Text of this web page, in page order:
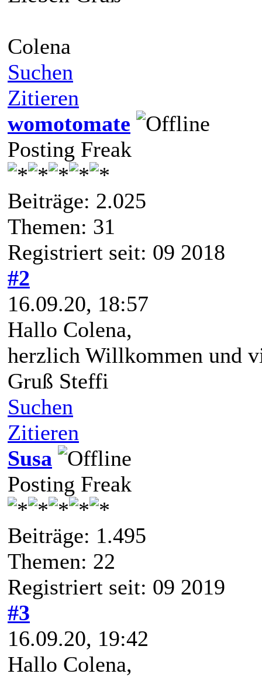
Colena
Suchen
Zitieren
womotomate
Posting Freak
Beiträge: 2.025
Themen: 31
Registriert seit: 09 2018
#2
16.09.20, 18:57
Hallo Colena,
herzlich Willkommen und
Gruß Steffi
Suchen
Zitieren
Susa
Posting Freak
Beiträge: 1.495
Themen: 22
Registriert seit: 09 2019
#3
16.09.20, 19:42
Hallo Colena,